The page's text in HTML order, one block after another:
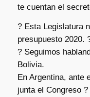
te cuentan el
? Esta Legislatura
presupuesto 2020.
? Seguimos
Bolivia.
En Argentina, ante
junta el Congreso